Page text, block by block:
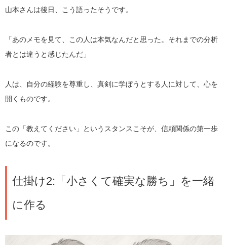
山本さんは後日、こう語ったそうです。
「あのメモを見て、この人は本気なんだと思った。それまでの分析
者とは違うと感じたんだ」
人は、自分の経験を尊重し、真剣に学ぼうとする人に対して、心を
開くものです。
この「教えてください」というスタンスこそが、信頼関係の第一歩
になるのです。
仕掛け2:「小さくて確実な勝ち」を一緒
に作る